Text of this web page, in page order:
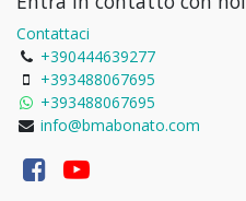
Contattaci
+390444639277
+393488067695
+393488067695
info@bmabonato.com